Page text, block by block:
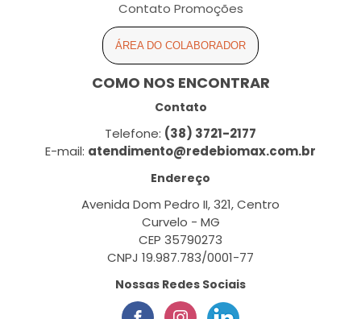
Contato Promoções
ÁREA DO COLABORADOR
COMO NOS ENCONTRAR
Contato
Telefone: (38) 3721-2177
E-mail: atendimento@redebiomax.com.br
Endereço
Avenida Dom Pedro II, 321, Centro
Curvelo - MG
CEP 35790273
CNPJ 19.987.783/0001-77
Nossas Redes Sociais